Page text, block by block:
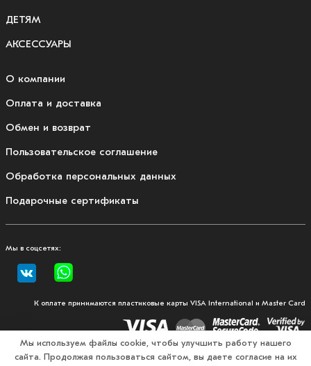
ДЕТЯМ
АКСЕССУАРЫ
О компании
Оплата и доставка
Обмен и возврат
Пользовательское соглашение
Обработка персональных данных
Подарочные сертификаты
Мы в соцсетях:
К оплате принимаются пластиковые карты VISA International и Master Card
© 2026, Fullmount — магазин одежды и экипировки для
Мы используем файлы cookie, чтобы улучшить работу нашего
сайта. Продолжая пользоваться сайтом, вы даете согласие на их